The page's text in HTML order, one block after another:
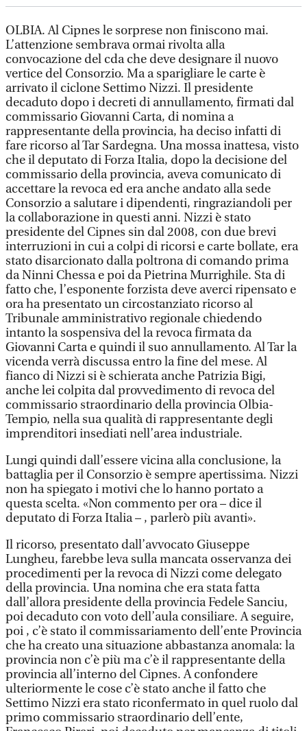
OLBIA. Al Cipnes le sorprese non finiscono mai.
L’attenzione sembrava ormai rivolta alla
convocazione del cda che deve designare il nuovo
vertice del Consorzio. Ma a sparigliare le carte è
arrivato il ciclone Settimo Nizzi. Il presidente
decaduto dopo i decreti di annullamento, firmati dal
commissario Giovanni Carta, di nomina a
rappresentante della provincia, ha deciso infatti di
fare ricorso al Tar Sardegna. Una mossa inattesa, visto
che il deputato di Forza Italia, dopo la decisione del
commissario della provincia, aveva comunicato di
accettare la revoca ed era anche andato alla sede
Consorzio a salutare i dipendenti, ringraziandoli per
la collaborazione in questi anni. Nizzi è stato
presidente del Cipnes sin dal 2008, con due brevi
interruzioni in cui a colpi di ricorsi e carte bollate, era
stato disarcionato dalla poltrona di comando prima
da Ninni Chessa e poi da Pietrina Murrighile. Sta di
fatto che, l’esponente forzista deve averci ripensato e
ora ha presentato un circostanziato ricorso al
Tribunale amministrativo regionale chiedendo
intanto la sospensiva del la revoca firmata da
Giovanni Carta e quindi il suo annullamento. Al Tar la
vicenda verrà discussa entro la fine del mese. Al
fianco di Nizzi si è schierata anche Patrizia Bigi,
anche lei colpita dal provvedimento di revoca del
commissario straordinario della provincia Olbia-
Tempio, nella sua qualità di rappresentante degli
imprenditori insediati nell’area industriale.
Lungi quindi dall’essere vicina alla conclusione, la
battaglia per il Consorzio è sempre apertissima. Nizzi
non ha spiegato i motivi che lo hanno portato a
questa scelta. «Non commento per ora – dice il
deputato di Forza Italia – , parlerò più avanti».
Il ricorso, presentato dall’avvocato Giuseppe
Lungheu, farebbe leva sulla mancata osservanza dei
procedimenti per la revoca di Nizzi come delegato
della provincia. Una nomina che era stata fatta
dall’allora presidente della provincia Fedele Sanciu,
poi decaduto con voto dell’aula consiliare. A seguire,
poi , c’è stato il commissariamento dell’ente Provincia
che ha creato una situazione abbastanza anomala: la
provincia non c’è più ma c’è il rappresentante della
provincia all’interno del Cipnes. A confondere
ulteriormente le cose c’è stato anche il fatto che
Settimo Nizzi era stato riconfermato in quel ruolo dal
primo commissario straordinario dell’ente,